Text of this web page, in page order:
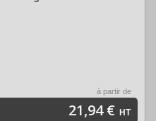
à partir de
21,94 € HT